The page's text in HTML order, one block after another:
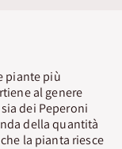
piante più
al genere
dei Peperoni
della quantità
la pianta riesce